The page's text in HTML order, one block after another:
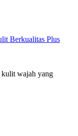
Berkualitas Plus
wajah yang